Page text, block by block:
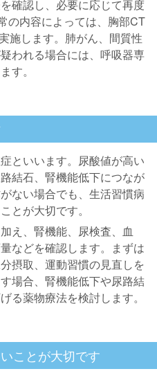
確認し、必要に応じて再度
の内容によっては、胸部CT
施します。肺がん、間質性
われる場合には、呼吸器専
す。
といいます。尿酸値が高い
結石、腎機能低下につなが
ない場合でも、生活習慣病
とが大切です。
え、腎機能、尿検査、血
などを確認します。まずは
摂取、運動習慣の見直しを
場合、腎機能低下や尿路結
る薬物療法を検討します。
ことが大切です